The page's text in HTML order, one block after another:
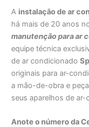
A instalação de ar
há mais de 20 anos
manutenção para ar
equipe técnica
de ar condicionado
originais para ar-
a mão-de-obra e
seus aparelhos de
Anote o número da